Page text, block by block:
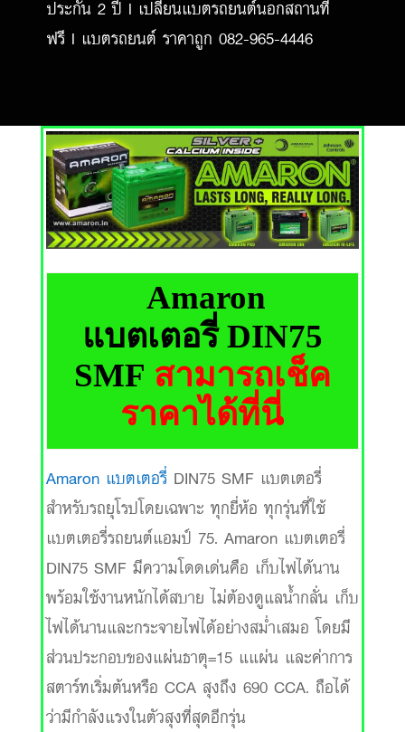
ประกัน 2 ปี l เปลี่ยนแบตรถยนต์นอกสถานที่
ฟรี l แบตรถยนต์ ราคาถูก 082-965-4446
Amaron
แบตเตอรี่ DIN75
SMF สามารถเช็ค
ราคาได้ที่นี่
Amaron แบตเตอรี่DIN75 SMF แบตเตอรี่
สำหรับรถยุโรปโดยเฉพาะ ทุกยี่ห้อ ทุกรุ่นที่ใช้
แบตเตอรี่รถยนต์แอมป์ 75. Amaron แบตเตอรี่
DIN75 SMF มีความโดดเด่นคือ เก็บไฟได้นาน
พร้อมใช้งานหนักได้สบาย ไม่ต้องดูแลน้ำกลั่น เก็บ
ไฟได้นานและกระจายไฟได้อย่างสม่ำเสมอ โดยมี
ส่วนประกอบของแผ่นธาตุ=15 แแผ่น และค่าการ
สตาร์ทเริ่มต้นหรือ CCA สุงถึง 690 CCA. ถือได้
ว่ามีกำลังแรงในตัวสุงที่สุดอีกรุ่น